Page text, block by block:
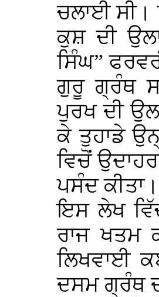
ਚਲਾਈ ਸੀ।
ਕੁਸ਼ ਦੀ
ਸਿੰਘ”
ਗੁਰੂ ਗ੍ਰੰਥ
ਪੁਰਖ ਦੀ
ਕੇ ਤੁਹਾਡੇ
ਵਿਚੋਂ
ਪਸੰਦ
ਇਸ ਲੇਖ
ਰਾਜ ਖਤਮ
ਲਿਖਵਾਈ
ਦਸਮ ਗ੍ਰੰਥ